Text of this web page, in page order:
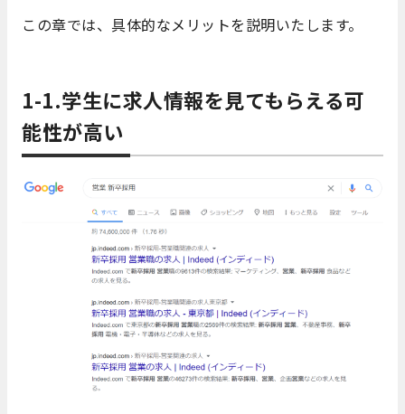
この章では、具体的なメリットを説明いたします。
1-1.学生に求人情報を見てもらえる可
能性が高い